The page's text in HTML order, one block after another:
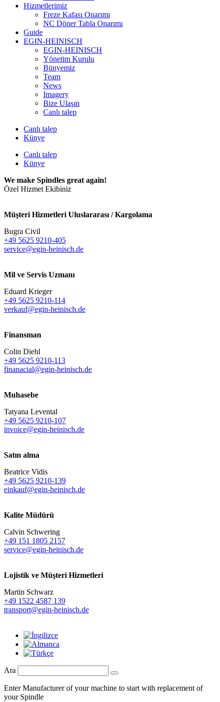
Hizmetlerimiz
Freze Kafası Onarımı
NC Döner Tabla Onarımı
Guide
EGIN-HEINISCH
EGIN-HEINISCH
Yönetim Kurulu
Bünyemiz
Team
News
Imagery
Bize Ulaşın
Canlı talep
Canlı talep
Künye
Canlı talep
Künye
We make Spindles great again!
Özel Hizmet Ekibiniz
Müşteri Hizmetleri Uluslararası / Kargolama
Bugra Civil
+49 5625 9210-405
service@egin-heinisch.de
Mil ve Servis Uzmanı
Eduard Krieger
+49 5625 9210-114
verkauf@egin-heinisch.de
Finansman
Colin Diehl
+49 5625 9210-113
finanacial@egin-heinisch.de
Muhasebe
Tatyana Levental
+49 5625 9210-107
invoice@egin-heinisch.de
Satın alma
Beatrice Vidis
+49 5625 9210-139
einkauf@egin-heinisch.de
Kalite Müdürü
Calvin Schwering
+49 151 1805 2157
service@egin-heinisch.de
Lojistik ve Müşteri Hizmetleri
Martin Schwarz
+49 1522 4587 139
transport@egin-heinisch.de
Ara
Enter Manufacturer of your machine to start with replacement of
your Spindle